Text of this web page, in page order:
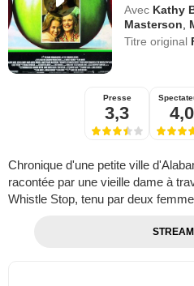
Avec Kathy
Masterson
Titre original
Presse
3,3 4,0
Chronique d'une petite ville
racontée par une vieille dame à
Whistle Stop, tenu par deux